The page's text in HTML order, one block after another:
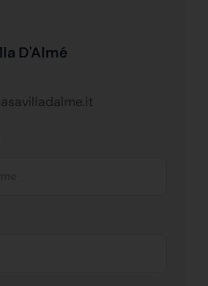
D'Almé